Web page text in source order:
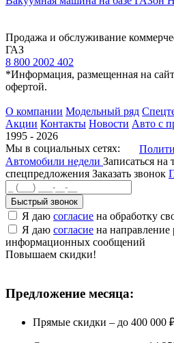
Продажа и обслуживание
ГАЗ
8 800 2002 402
*Информация, размещенная на
офертой.
О компании Модельный ряд
Акции Контакты Новости Авто с
1995 - 2026
Мы в социальных сетях:
Автомобили недели Записаться на
спецпредложения Заказать звонок
Быстрый звонок
Я даю согласие на обработку
Я даю согласие на направление
информационных сообщений
Повышаем скидки!
Предложение месяца:
Прямые скидки – до 400 000